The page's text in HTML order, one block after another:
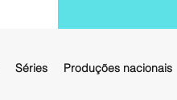
Séries Produções nacionais